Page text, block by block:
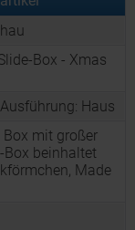
Box - Xmas
Haus
Box mit großer
Box beinhaltet
Made